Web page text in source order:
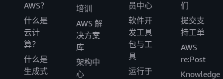
AWS？
什么是
云计
算？
什么是
生成式
培训
AWS 解
决方案
库
架构中
心
员中心
软件开
发工具
包与工
具
运行于
们
提交支
持工单
AWS
re:Post
Knowledge